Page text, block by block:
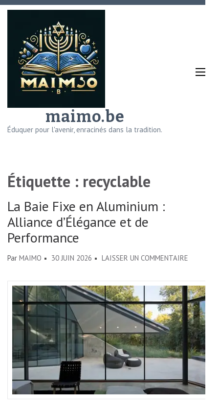
Aller
(Pressez
Entrée)
maimo.be
Éduquer pour l'avenir, enracinés dans la tradition.
Étiquette : recyclable
La Baie Fixe en Aluminium :
Alliance d’Élégance et de
Performance
Par MAIMO 30 JUIN 2026 LAISSER UN COMMENTAIRE
BAIE
FIXE
EN
:
ALLIANCE
ET
DE